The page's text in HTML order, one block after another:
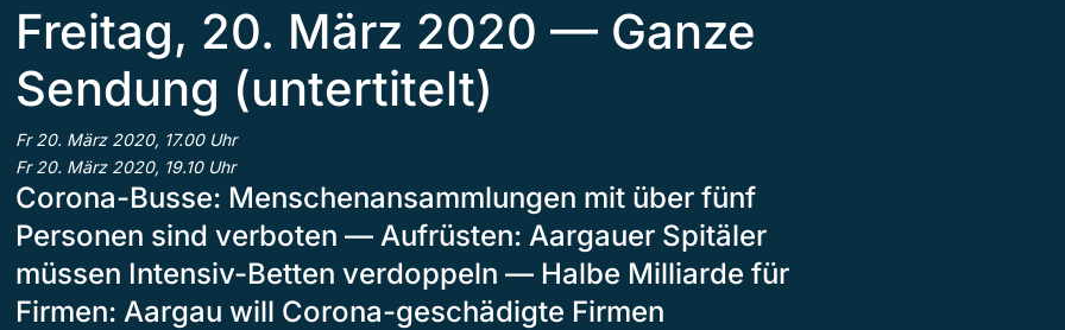
Freitag, 20. März 2020 — Ganze
Sendung (untertitelt)
Fr 20. März 2020, 17.00 Uhr
Fr 20. März 2020, 19.10 Uhr
Corona-Busse: Menschenansammlungen mit über fünf
Personen sind verboten — Aufrüsten: Aargauer Spitäler
müssen Intensiv-Betten verdoppeln — Halbe Milliarde für
Firmen: Aargau will Corona-geschädigte Firmen